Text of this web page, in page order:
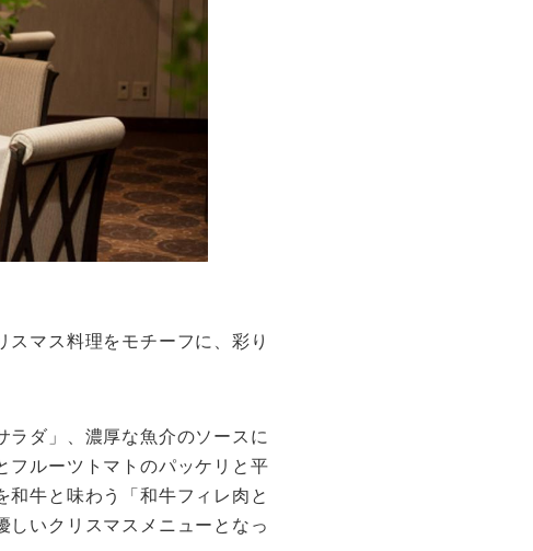
マス料理をモチーフに、彩り
ラダ」、濃厚な魚介のソースに
フルーツトマトのパッケリと平
牛と味わう「和牛フィレ肉と
いクリスマスメニューとなっ